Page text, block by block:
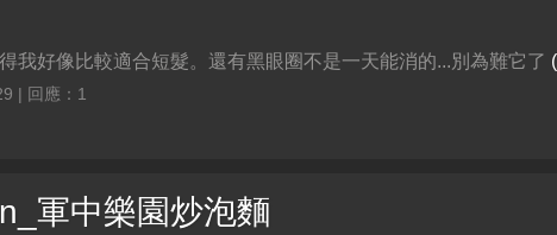
我好像比較適合短髮。還有黑眼圈不是一天能消的...別為難它了
| 回應：1
軍中樂園炒泡麵